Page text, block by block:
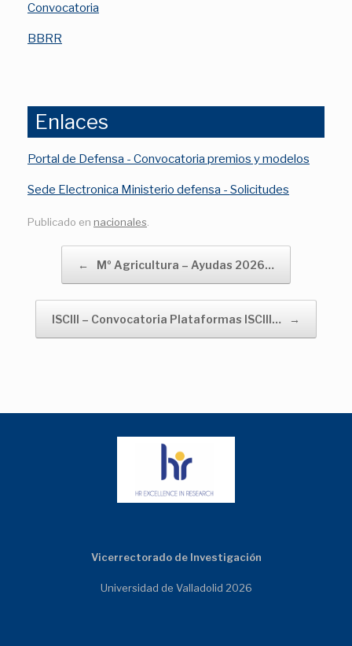
Convocatoria
BBRR
Enlaces
Portal de Defensa - Convocatoria premios y modelos
Sede Electronica Ministerio defensa - Solicitudes
Publicado en nacionales
← Mº Agricultura – Ayudas 2026…
ISCIII – Convocatoria Plataformas ISCIII… →
Vicerrectorado de Investigación
Universidad de Valladolid 2026